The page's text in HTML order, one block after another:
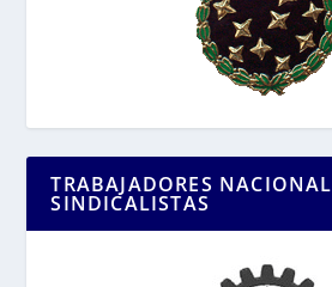
TRABAJADORES NACIONAL
SINDICALISTAS